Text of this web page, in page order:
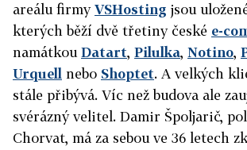
areálu firmyVSHosting jsou
kterých běží dvě třetiny české e-
namátkou Datart, Pilulka, Notino,
Urquell nebo Shoptet. A velkých
stále přibývá. Víc než budova ale
svérázný velitel. Damir Špoljarič,
Chorvat, má za sebou ve 36 letech